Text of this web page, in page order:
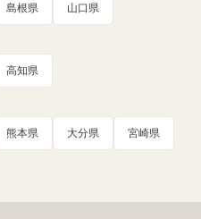
島根県 山口県
高知県
熊本県 大分県 宮崎県